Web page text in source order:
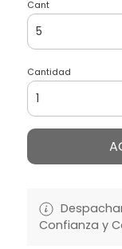
Cant
Cantidad
Confianza y